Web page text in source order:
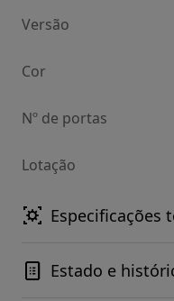
Versão
Cor
Nº de portas
Lotação
Especificações
Estado e